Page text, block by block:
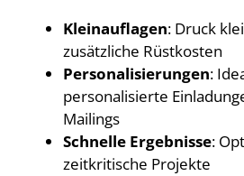
Kleinauflagen: Druck
zusätzliche Rüstkosten
Personalisierungen:
personalisierte
Mailings
Schnelle Ergebnisse:
zeitkritische Projekte